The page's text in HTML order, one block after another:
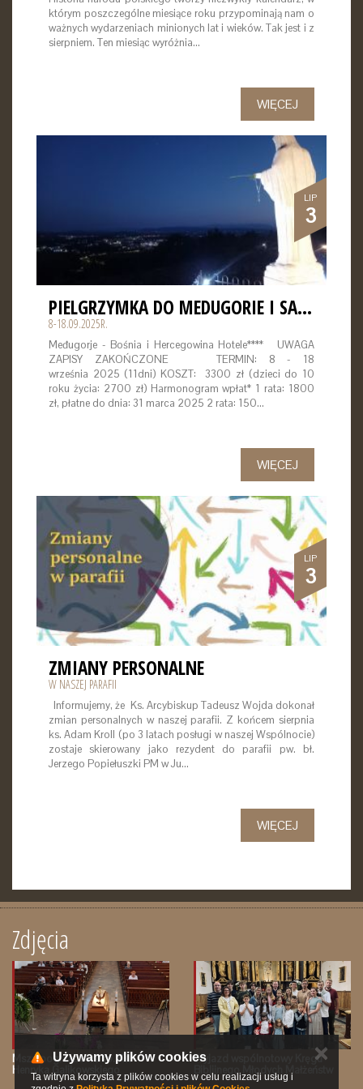
którym poszczególne miesiące roku przypominają nam o
ważnych wydarzeniach minionych lat i wieków. Tak jest i z
sierpniem. Ten miesiąc wyróżnia…
WIĘCEJ
LIP
3
PIELGRZYMKA DO MEDUGORIE I SARAJEWO
8-18.09.2025R.
Međugorje - Bośnia i Hercegowina Hotele**** UWAGA
ZAPISY ZAKOŃCZONE TERMIN: 8 - 18
września 2025 (11dni) KOSZT: 3300 zł (dzieci do 10
roku życia: 2700 zł) Harmonogram wpłat* 1 rata: 1800
zł, płatne do dnia: 31 marca 2025 2 rata: 150…
WIĘCEJ
LIP
3
ZMIANY PERSONALNE
W NASZEJ PARAFII
Informujemy, że Ks. Arcybiskup Tadeusz Wojda dokonał
zmian personalnych w naszej parafii. Z końcem sierpnia
ks. Adam Kroll (po 3 latach posługi w naszej Wspólnocie)
zostaje skierowany jako rezydent do parafii pw. bł.
Jerzego Popiełuszki PM w Ju…
WIĘCEJ
Zdjęcia
Msza pogrzebowa śp. Ks.
Henryka Galikowskiego
Wyjazd wspólnotowy Kręgu
Biblijnego Młodych Małżeństw
Używamy plików cookies
Ta witryna korzysta z plików cookies w celu realizacji usług i
✕